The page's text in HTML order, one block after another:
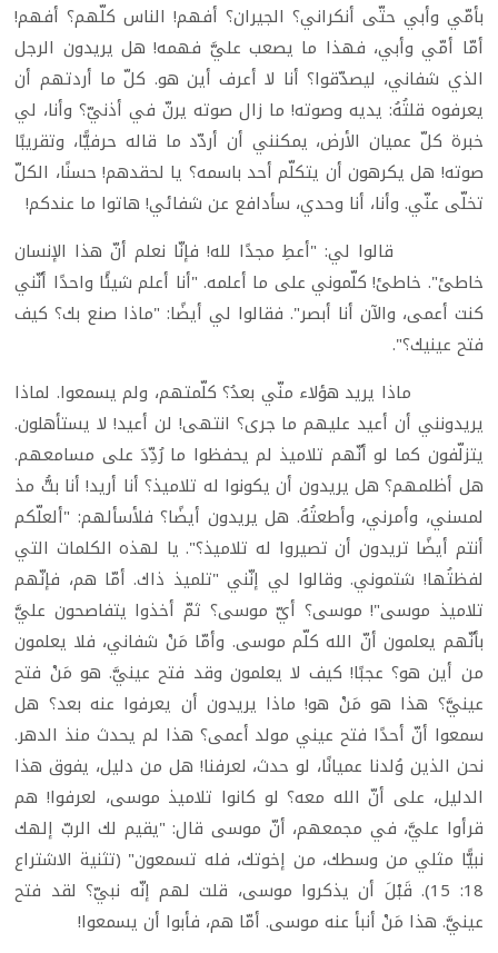
بأمّي وأبي حتّى أنكراني؟ الجيران؟ أفهم! الناس كلّهم؟ أفهم!
أمّا أمّي وأبي، فهذا ما يصعب عليَّ فهمه! هل يريدون الرجل
الذي شفاني، ليصدّقوا؟ أنا لا أعرف أين هو. كلّ ما أردتهم أن
يعرفوه قلتُهُ: يديه وصوته! ما زال صوته يرنّ في أذنيّ؟ وأنا، لي
خبرة كلّ عميان الأرض، يمكنني أن أردّد ما قاله حرفيًّا، وتقريبًا
صوته! هل يكرهون أن يتكلّم أحد باسمه؟ يا لحقدهم! حسنًا، الكلّ
تخلّى عنّي. وأنا، أنا وحدي، سأدافع عن شفائي! هاتوا ما عندكم!
قالوا لي: "أعطِ مجدًا لله! فإنّا نعلم أنّ هذا الإنسان
خاطئ". خاطئ! كلّموني على ما أعلمه. "أنا أعلم شيئًا واحدًا أنّني
كنت أعمى، والآن أنا أبصر". فقالوا لي أيضًا: "ماذا صنع بك؟ كيف
فتح عينيك؟".
ماذا يريد هؤلاء منّي بعدُ؟ كلّمتهم، ولم يسمعوا. لماذا
يريدونني أن أعيد عليهم ما جرى؟ انتهى! لن أعيد! لا يستأهلون.
يتزلّفون كما لو أنّهم تلاميذ لم يحفظوا ما رُدِّدَ على مسامعهم.
هل أظلمهم؟ هل يريدون أن يكونوا له تلاميذ؟ أنا أريد! أنا بتُّ مذ
لمسني، وأمرني، وأطعتُهُ. هل يريدون أيضًا؟ فلأسألهم: "ألعلّكم
أنتم أيضًا تريدون أن تصيروا له تلاميذ؟". يا لهذه الكلمات التي
لفظتُها! شتموني. وقالوا لي إنّني "تلميذ ذاك. أمّا هم، فإنّهم
تلاميذ موسى"! موسى؟ أيّ موسى؟ ثمّ أخذوا يتفاصحون عليَّ
بأنّهم يعلمون أنّ الله كلّم موسى. وأمّا مَنْ شفاني، فلا يعلمون
من أين هو؟ عجبًا! كيف لا يعلمون وقد فتح عينيَّ. هو مَنْ فتح
عينيَّ؟ هذا هو مَنْ هو! ماذا يريدون أن يعرفوا عنه بعد؟ هل
سمعوا أنّ أحدًا فتح عيني مولد أعمى؟ هذا لم يحدث منذ الدهر.
نحن الذين وُلدنا عميانًا، لو حدث، لعرفنا! هل من دليل، يفوق هذا
الدليل، على أنّ الله معه؟ لو كانوا تلاميذ موسى، لعرفوا! هم
قرأوا عليَّ، في مجمعهم، أنّ موسى قال: "يقيم لك الربّ إلهك
نبيًّا مثلي من وسطك، من إخوتك، فله تسمعون" (تثنية الاشتراع
18: 15). قَبْلَ أن يذكروا موسى، قلت لهم إنّه نبيّ؟ لقد فتح
عينيَّ. هذا مَنْ أنبأ عنه موسى. أمّا هم، فأبوا أن يسمعوا!